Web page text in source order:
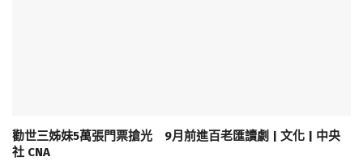
勸世三姊妹5萬張門票搶光 9月前進百老匯讀劇 | 文化 | 中央
社 CNA